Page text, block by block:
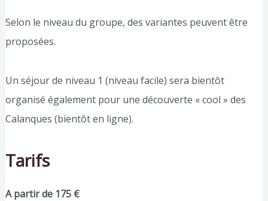
Selon le niveau du groupe, des variantes peuvent être
proposées.
Un séjour de niveau 1 (niveau facile) sera bientôt
organisé également pour une découverte « cool » des
Calanques (bientôt en ligne).
Tarifs
A partir de 175 €